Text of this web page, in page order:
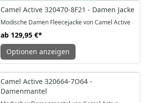
Camel Active 320470-8F21 - Damen Jacke
Modische Damen Fleecejacke von Camel Active
ab 129,95 €*
Optionen anzeigen
-22%
Camel Active 320664-7O64 -
Damenmantel